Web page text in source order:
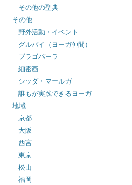
その他の聖典
その他
野外活動・イベント
グルバイ（ヨーガ仲間）
ブラゴパーラ
細密画
シッダ・マールガ
誰もが実践できるヨーガ
地域
京都
大阪
西宮
東京
松山
福岡